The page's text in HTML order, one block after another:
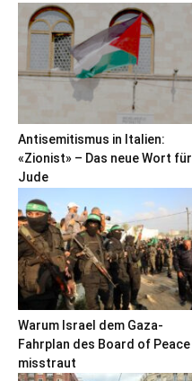
Antisemitismus in Italien:
«Zionist» – Das neue Wort für
Jude
Warum Israel dem Gaza-
Fahrplan des Board of Peace
misstraut